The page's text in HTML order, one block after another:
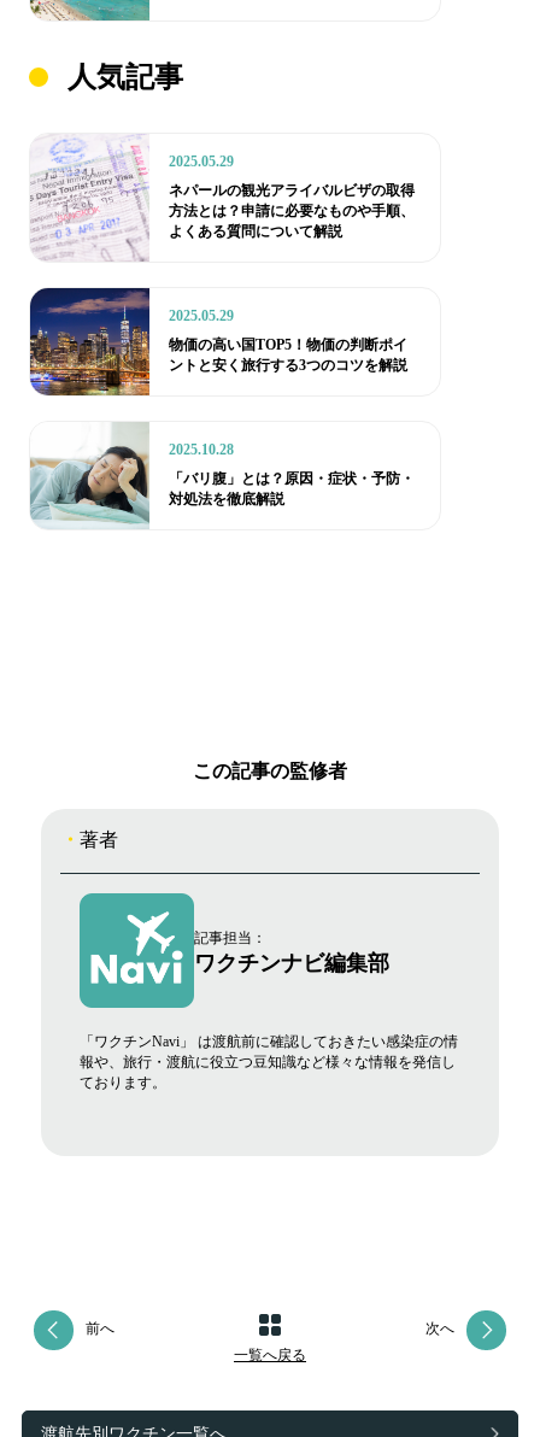
人気記事
2025.05.29
ネパールの観光アライバルビザの取得
方法とは？申請に必要なものや手順、
よくある質問について解説
2025.05.29
物価の高い国TOP5！物価の判断ポイ
ントと安く旅行する3つのコツを解説
2025.10.28
「バリ腹」とは？原因・症状・予防・
対処法を徹底解説
この記事の監修者
著者
記事担当：
ワクチンナビ編集部
「ワクチンNavi」 は渡航前に確認しておきたい感染症の情
報や、旅行・渡航に役立つ豆知識など様々な情報を発信し
ております。
前へ
一覧へ戻る
次へ